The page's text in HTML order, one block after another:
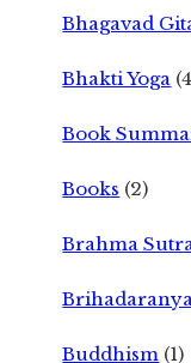
Bhagavad
Bhakti Yoga
Book
Books (2)
Brahma
Buddhism (1)